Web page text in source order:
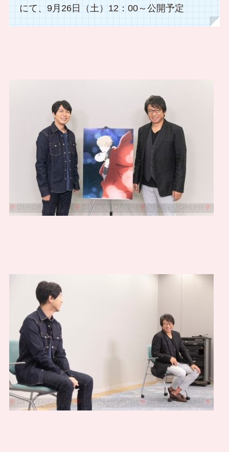
にて、9月26日（土）12：00～公開予定